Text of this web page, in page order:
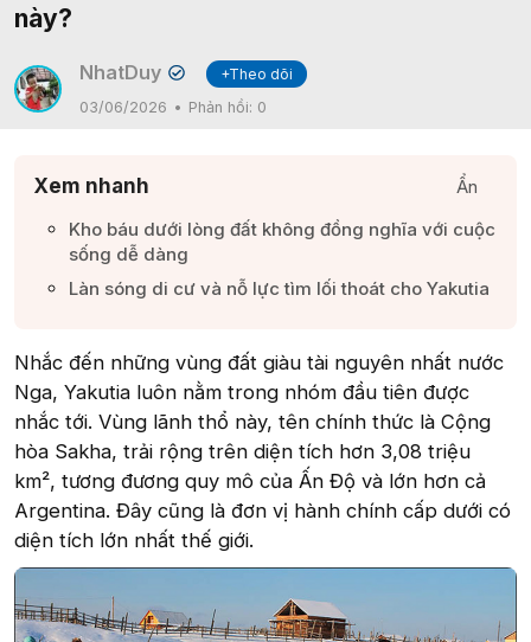
này?
NhatDuy ✔
+Theo dõi
03/06/2026
Phản hồi: 0
Xem nhanh
Ẩn
Kho báu dưới lòng đất không đồng nghĩa với cuộc
sống dễ dàng​
Làn sóng di cư và nỗ lực tìm lối thoát cho Yakutia​
Nhắc đến những vùng đất giàu tài nguyên nhất nước
Nga, Yakutia luôn nằm trong nhóm đầu tiên được
nhắc tới. Vùng lãnh thổ này, tên chính thức là Cộng
hòa Sakha, trải rộng trên diện tích hơn 3,08 triệu
km², tương đương quy mô của Ấn Độ và lớn hơn cả
Argentina. Đây cũng là đơn vị hành chính cấp dưới có
diện tích lớn nhất thế giới.